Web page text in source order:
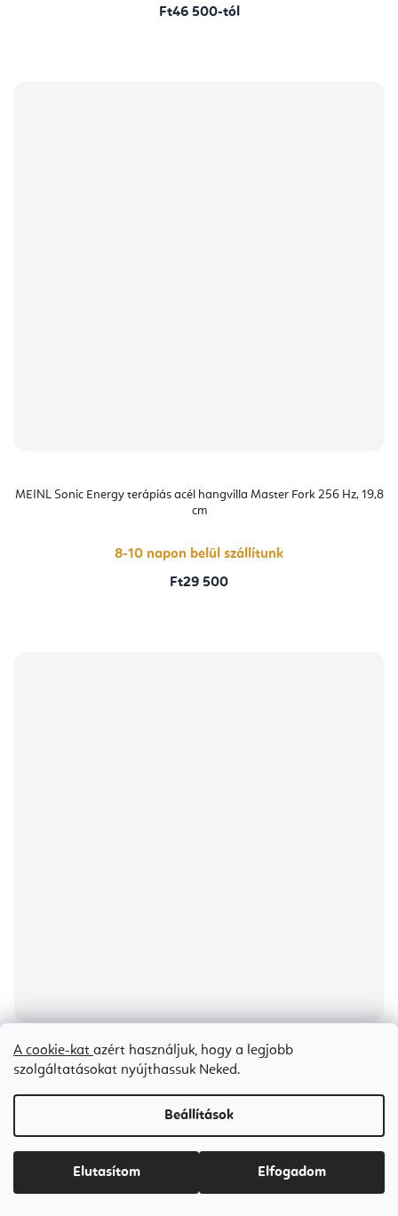
A cookie-kat azért használjuk, hogy a legjobb
szolgáltatásokat nyújthassuk Neked.
Beállítások
Elutasítom Elfogadom
Ft46 500-tól
MEINL Sonic Energy terápiás acél hangvilla Master Fork 256 Hz, 19,8
cm
8-10 napon belül szállítunk
Ft29 500
Meinl Sonic Energy planetáris terápiás hangvilla Platonic Year
Ft29 500